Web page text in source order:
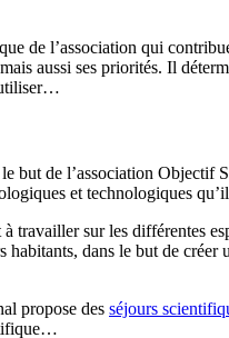
de l’association qui
aussi ses priorités. Il
utiliser…
de l’association Objectif
et technologiques
à travailler sur les différentes
dans le but de créer
propose des séjours